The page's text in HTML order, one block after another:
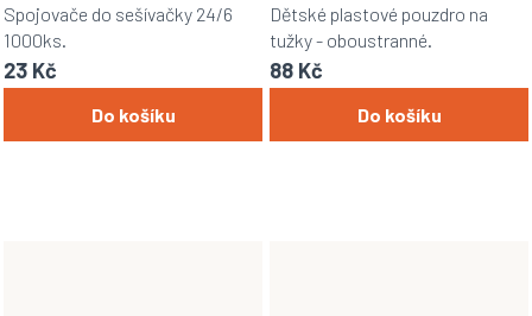
23 Kč
Do košíku
Spojovače do sešívačky 24/6
1000ks.
88 Kč
Do košíku
Dětské plastové pouzdro na
tužky - oboustranné.